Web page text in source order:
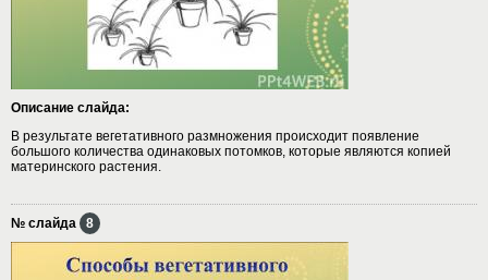
Описание слайда:
В результате вегетативного размножения происходит появление
большого количества одинаковых потомков, которые являются копией
материнского растения.
№ слайда 8